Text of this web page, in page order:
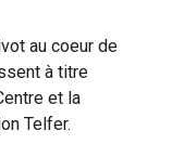
au coeur de
à titre
et la
Telfer.